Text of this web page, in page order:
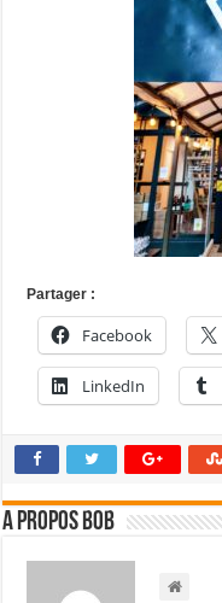
Partager :
Facebook
LinkedIn
A propos bOb